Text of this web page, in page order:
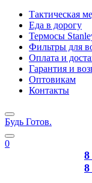
Тактическая
Еда в дорогу
Термосы
Фильтры для
Оплата и
Гарантия и
Оптовикам
Контакты
Будь Готов.
0
8
8